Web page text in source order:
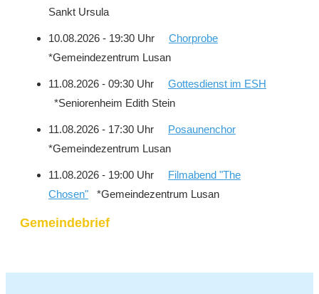
Sankt Ursula
10.08.2026 - 19:30 Uhr Chorprobe
*Gemeindezentrum Lusan
11.08.2026 - 09:30 Uhr Gottesdienst im ESH
*Seniorenheim Edith Stein
11.08.2026 - 17:30 Uhr
Posaunenchor
*Gemeindezentrum Lusan
11.08.2026 - 19:00 Uhr
Filmabend "The
Chosen" *Gemeindezentrum Lusan
Gemeindebrief